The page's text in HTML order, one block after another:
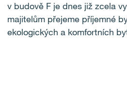
v budově F je dnes již zcela
majitelům přejeme příjemné
ekologických a komfortních